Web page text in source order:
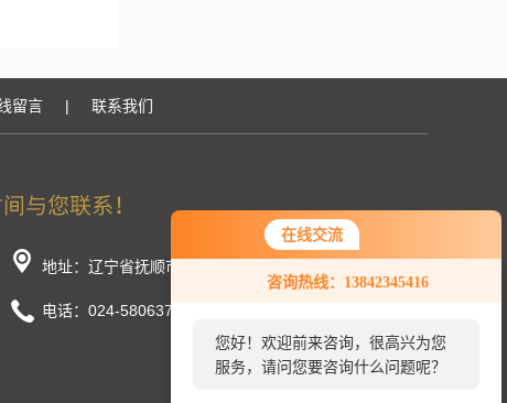
在线交流
咨询热线：13842345416
您好！欢迎前来咨询，很高兴为您
服务，请问您要咨询什么问题呢？
留言 | 联系我们
地址：辽宁省抚顺市顺城区长春街东段
电话：024-58063777/58033888